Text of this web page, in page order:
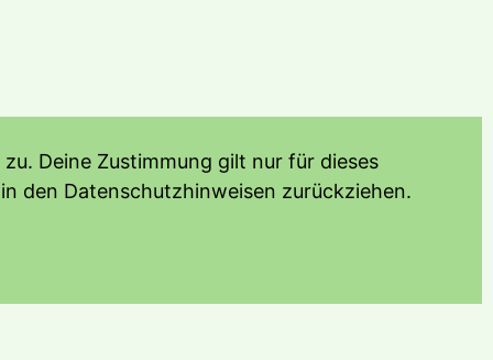
Deine Zustimmung gilt nur für dieses
den Datenschutzhinweisen zurückziehen.